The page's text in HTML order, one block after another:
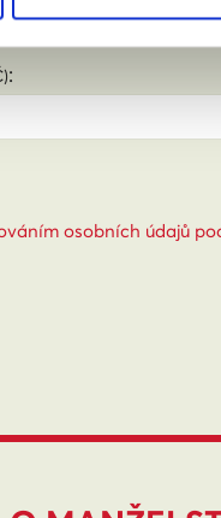
:
osobních údajů